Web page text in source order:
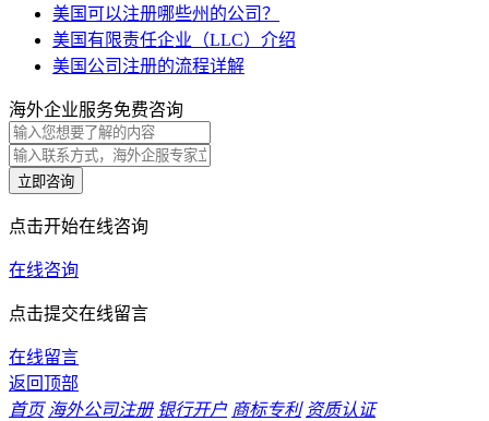
美国可以注册哪些州的公司？
美国有限责任企业（LLC）介绍
美国公司注册的流程详解
海外企业服务免费咨询
立即咨询
点击开始在线咨询
在线咨询
点击提交在线留言
在线留言
返回顶部
首页 海外公司注册 银行开户 商标专利 资质认证